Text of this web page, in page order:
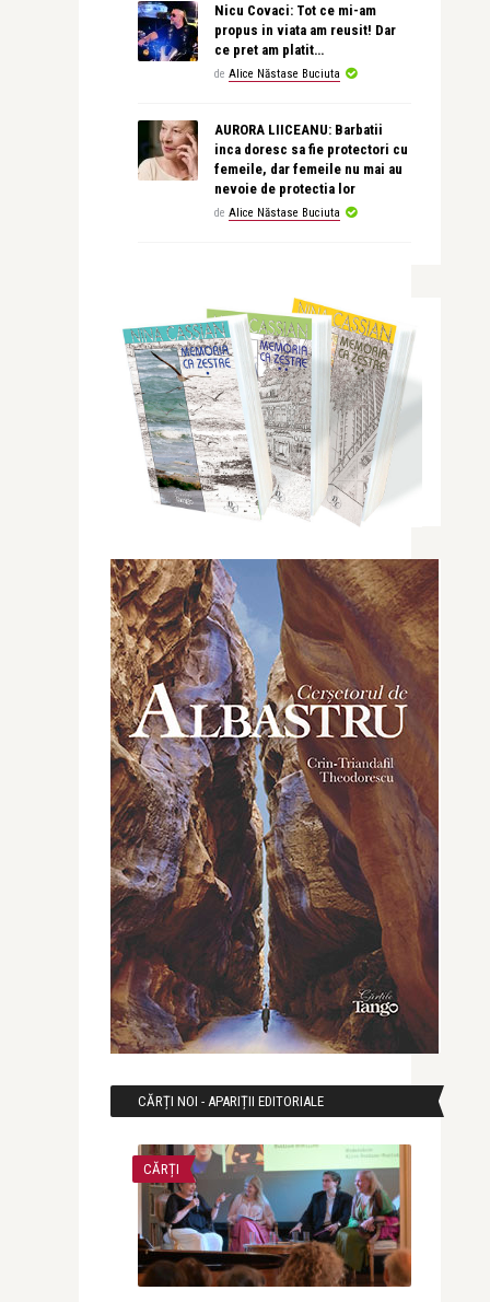
Nicu Covaci: Tot ce mi-am
propus in viata am reusit! Dar
ce pret am platit…
de Alice Năstase Buciuta
AURORA LIICEANU: Barbatii
inca doresc sa fie protectori cu
femeile, dar femeile nu mai au
nevoie de protectia lor
de Alice Năstase Buciuta
CĂRȚI NOI - APARIȚII EDITORIALE
CĂRȚI